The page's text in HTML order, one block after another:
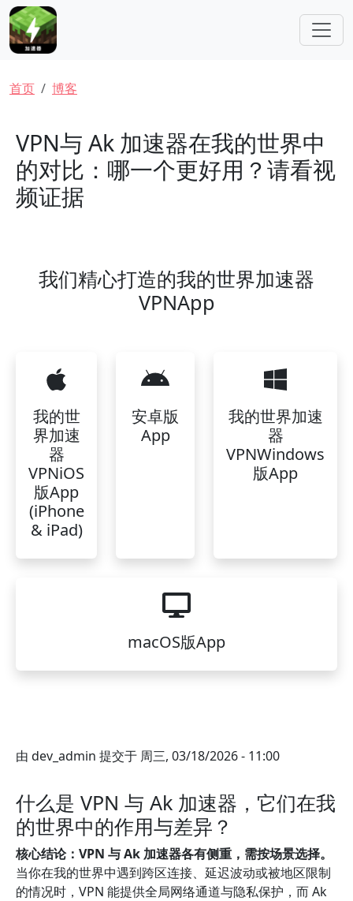
跳转到主要内容
面包屑
首页 博客
VPN与 Ak 加速器在我的世界中
的对比：哪一个更好用？请看视
频证据
我们精心打造的我的世界加速器
VPNApp
我的世
界加速
器
VPNiOS
版App
(iPhone
& iPad)
安卓版
App
我的世界加速
器
VPNWindows
版App
macOS版App
由 dev_admin 提交于 周三, 03/18/2026 - 11:00
什么是 VPN 与 Ak 加速器，它们在我
的世界中的作用与差异？
核心结论：VPN 与 Ak 加速器各有侧重，需按场景选择。
当你在我的世界中遇到跨区连接、延迟波动或被地区限制
的情况时，VPN 能提供全局网络通道与隐私保护，而 Ak